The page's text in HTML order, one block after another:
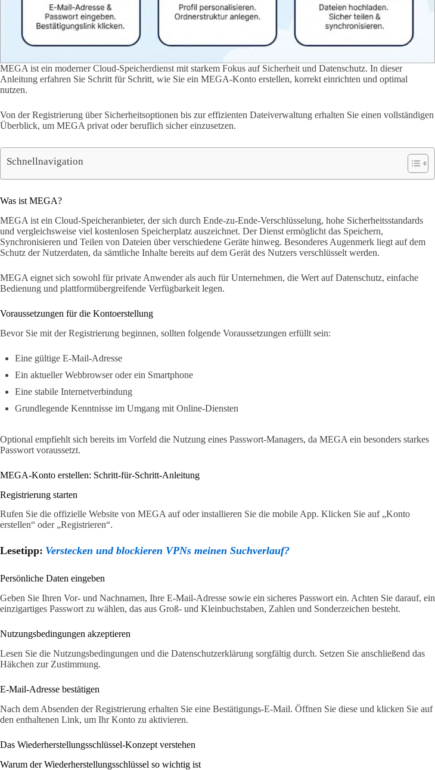
MEGA ist ein moderner Cloud-Speicherdienst mit starkem Fokus auf Sicherheit und Datenschutz. In dieser
Anleitung erfahren Sie Schritt für Schritt, wie Sie ein MEGA-Konto erstellen, korrekt einrichten und optimal
nutzen.
Von der Registrierung über Sicherheitsoptionen bis zur effizienten Dateiverwaltung erhalten Sie einen vollständigen
Überblick, um MEGA privat oder beruflich sicher einzusetzen.
Schnellnavigation
Was ist MEGA?
MEGA ist ein Cloud-Speicheranbieter, der sich durch Ende-zu-Ende-Verschlüsselung, hohe Sicherheitsstandards
und vergleichsweise viel kostenlosen Speicherplatz auszeichnet. Der Dienst ermöglicht das Speichern,
Synchronisieren und Teilen von Dateien über verschiedene Geräte hinweg. Besonderes Augenmerk liegt auf dem
Schutz der Nutzerdaten, da sämtliche Inhalte bereits auf dem Gerät des Nutzers verschlüsselt werden.
MEGA eignet sich sowohl für private Anwender als auch für Unternehmen, die Wert auf Datenschutz, einfache
Bedienung und plattformübergreifende Verfügbarkeit legen.
Voraussetzungen für die Kontoerstellung
Bevor Sie mit der Registrierung beginnen, sollten folgende Voraussetzungen erfüllt sein:
Eine gültige E-Mail-Adresse
Ein aktueller Webbrowser oder ein Smartphone
Eine stabile Internetverbindung
Grundlegende Kenntnisse im Umgang mit Online-Diensten
Optional empfiehlt sich bereits im Vorfeld die Nutzung eines Passwort-Managers, da MEGA ein besonders starkes
Passwort voraussetzt.
MEGA-Konto erstellen: Schritt-für-Schritt-Anleitung
Registrierung starten
Rufen Sie die offizielle Website von MEGA auf oder installieren Sie die mobile App. Klicken Sie auf „Konto
erstellen“ oder „Registrieren“.
Lesetipp: Verstecken und blockieren VPNs meinen Suchverlauf?
Persönliche Daten eingeben
Geben Sie Ihren Vor- und Nachnamen, Ihre E-Mail-Adresse sowie ein sicheres Passwort ein. Achten Sie darauf, ein
einzigartiges Passwort zu wählen, das aus Groß- und Kleinbuchstaben, Zahlen und Sonderzeichen besteht.
Nutzungsbedingungen akzeptieren
Lesen Sie die Nutzungsbedingungen und die Datenschutzerklärung sorgfältig durch. Setzen Sie anschließend das
Häkchen zur Zustimmung.
E-Mail-Adresse bestätigen
Nach dem Absenden der Registrierung erhalten Sie eine Bestätigungs-E-Mail. Öffnen Sie diese und klicken Sie auf
den enthaltenen Link, um Ihr Konto zu aktivieren.
Das Wiederherstellungsschlüssel-Konzept verstehen
Warum der Wiederherstellungsschlüssel so wichtig ist